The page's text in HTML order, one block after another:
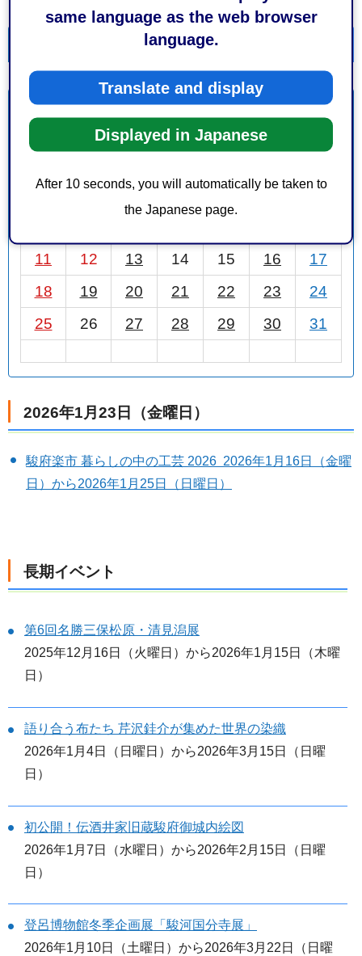
same language as the web browser
language.
Translate and display
Displayed in Japanese
After 10 seconds, you will automatically be taken to
the Japanese page.
前月 2026年1月 次月
11
12 13 14 15 16
17
18
19 20 21 22 23
24
25
26 27 28 29 30 31
2026年1月23日（金曜日）
駿府楽市 暮らしの中の工芸 2026 2026年1月16日（金曜
日）から2026年1月25日（日曜日）
長期イベント
第6回名勝三保松原・清見潟展
2025年12月16日（火曜日）から2026年1月15日（木曜
日）
語り合う布たち 芹沢銈介が集めた世界の染織
2026年1月4日（日曜日）から2026年3月15日（日曜
日）
初公開！伝酒井家旧蔵駿府御城内絵図
2026年1月7日（水曜日）から2026年2月15日（日曜
日）
登呂博物館冬季企画展「駿河国分寺展」
2026年1月10日（土曜日）から2026年3月22日（日曜